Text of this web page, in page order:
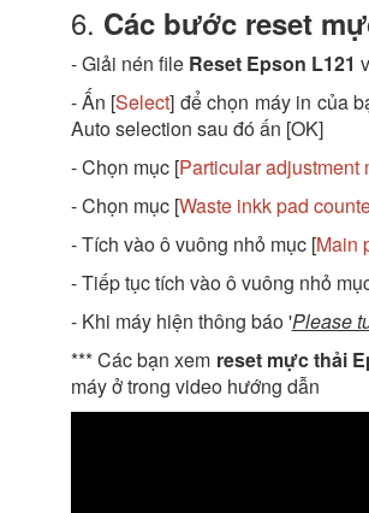
6. Các bước reset
- Giải nén file Reset Epson L121
- Ấn [Select] để chọn máy in của
Auto selection sau đó ấn [OK]
- Chọn mục [Particular adjustment
- Chọn mục [Waste inkk pad
- Tích vào ô vuông nhỏ mục [Main
- Tiếp tục tích vào ô vuông nhỏ
- Khi máy hiện thông báo 'Please
*** Các bạn xem reset mực thải
máy ở trong video hướng dẫn